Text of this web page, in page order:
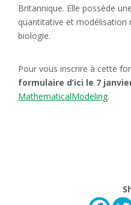
Britannique. Elle possède
quantitative et modélisation
biologie.
Pour vous inscrire à cette
formulaire d’ici le 7
MathematicalModeling.